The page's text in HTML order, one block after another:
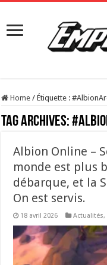
Home / Étiquette :
Tag Archives:
Albion Online –
monde est plus
débarque, et la
On est servis.
18 avril 2026 Actualités,